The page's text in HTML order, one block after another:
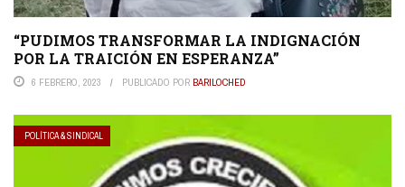
“PUDIMOS TRANSFORMAR LA INDIGNACIÓN
POR LA TRAICIÓN EN ESPERANZA”
6 FEBRERO, 2023 PUBLICADO POR BARILOCHED
POLÍTICA & SINDICAL